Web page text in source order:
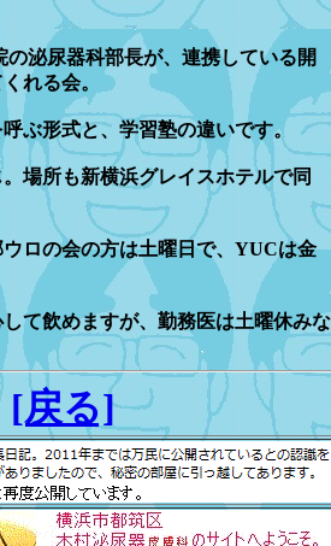
泌尿器科部長が、連携している開
れる会。
ぶ形式と、学習塾の違いです。
場所も新横浜グレイスホテルで同
ロの会の方は土曜日で、YUCは金
て飲めますが、勤務医は土曜休みな
[戻る]